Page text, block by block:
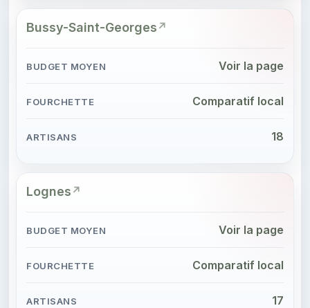
Bussy-Saint-Georges
Voir la page
Comparatif local
18
Lognes
Voir la page
Comparatif local
17